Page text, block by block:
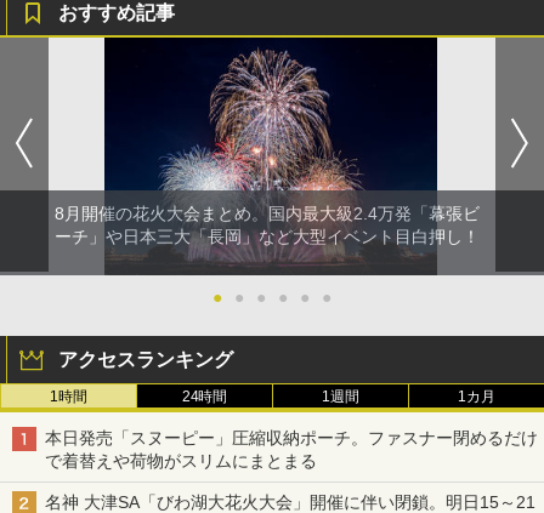
おすすめ記事
8月開催の花火大会まとめ。国内最大級2.4万発「幕張ビ
ーチ」や日本三大「長岡」など大型イベント目白押し！
● ● ● ● ● ●
アクセスランキング
1時間 24時間 1週間 1カ月
本日発売「スヌーピー」圧縮収納ポーチ。ファスナー閉めるだけ
で着替えや荷物がスリムにまとまる
名神 大津SA「びわ湖大花火大会」開催に伴い閉鎖。明日15～21